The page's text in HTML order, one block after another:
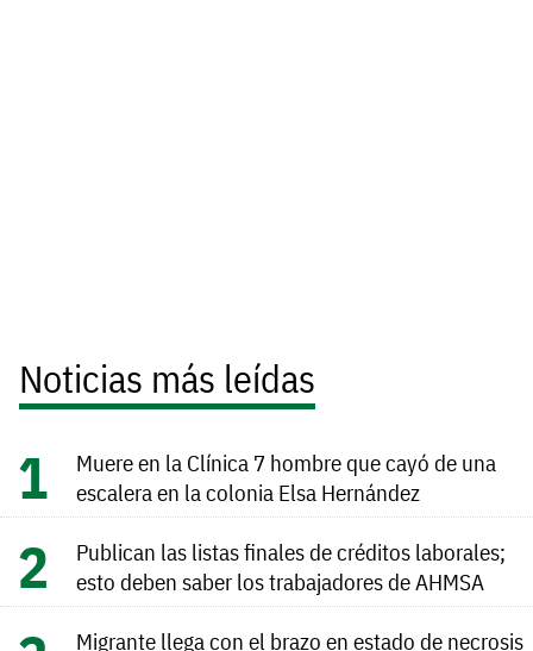
Noticias más leídas
Muere en la Clínica 7 hombre que cayó de una
escalera en la colonia Elsa Hernández
Publican las listas finales de créditos laborales;
esto deben saber los trabajadores de AHMSA
Migrante llega con el brazo en estado de necrosis